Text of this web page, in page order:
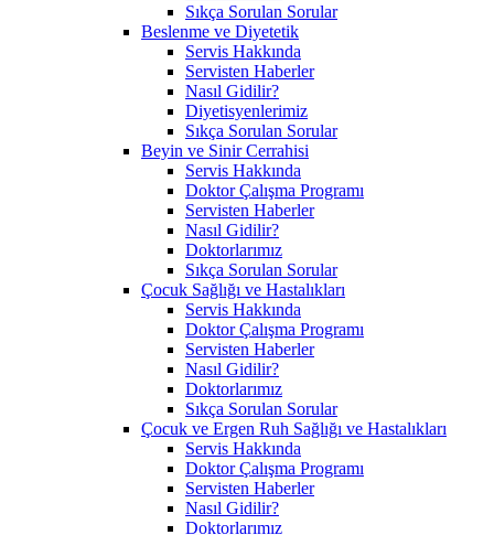
Sıkça Sorulan Sorular
Beslenme ve Diyetetik
Servis Hakkında
Servisten Haberler
Nasıl Gidilir?
Diyetisyenlerimiz
Sıkça Sorulan Sorular
Beyin ve Sinir Cerrahisi
Servis Hakkında
Doktor Çalışma Programı
Servisten Haberler
Nasıl Gidilir?
Doktorlarımız
Sıkça Sorulan Sorular
Çocuk Sağlığı ve Hastalıkları
Servis Hakkında
Doktor Çalışma Programı
Servisten Haberler
Nasıl Gidilir?
Doktorlarımız
Sıkça Sorulan Sorular
Çocuk ve Ergen Ruh Sağlığı ve Hastalıkları
Servis Hakkında
Doktor Çalışma Programı
Servisten Haberler
Nasıl Gidilir?
Doktorlarımız